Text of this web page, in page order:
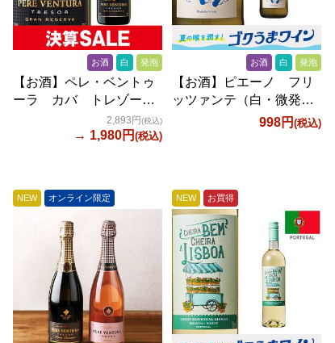
お酒 白 発泡
【お酒】ペレ・ベントゥ
ーラ カバ トレゾー
ル ブリュット グラ
ン・レセルバ（白・発
2,893円(税込)
→ 1,980円(税込)
お酒 白 発泡
【お酒】ピエーノ フリ
ッツァンテ（白・微発
998円 (税込)
NEW オンライン限定 NEW お買得